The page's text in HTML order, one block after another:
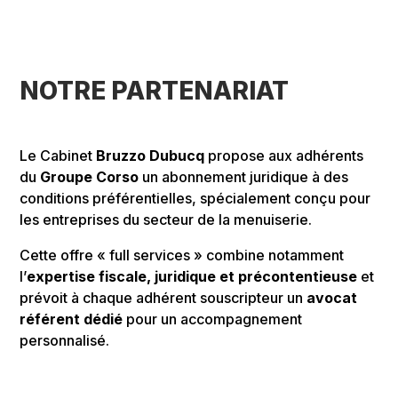
NOTRE PARTENARIAT
Le Cabinet Bruzzo Dubucq propose aux adhérents
du Groupe Corso un abonnement juridique à des
conditions préférentielles, spécialement conçu pour
les entreprises du secteur de la menuiserie.
Cette offre « full services » combine notamment
l’expertise fiscale, juridique et précontentieuse et
prévoit à chaque adhérent souscripteur un avocat
référent dédié pour un accompagnement
personnalisé.